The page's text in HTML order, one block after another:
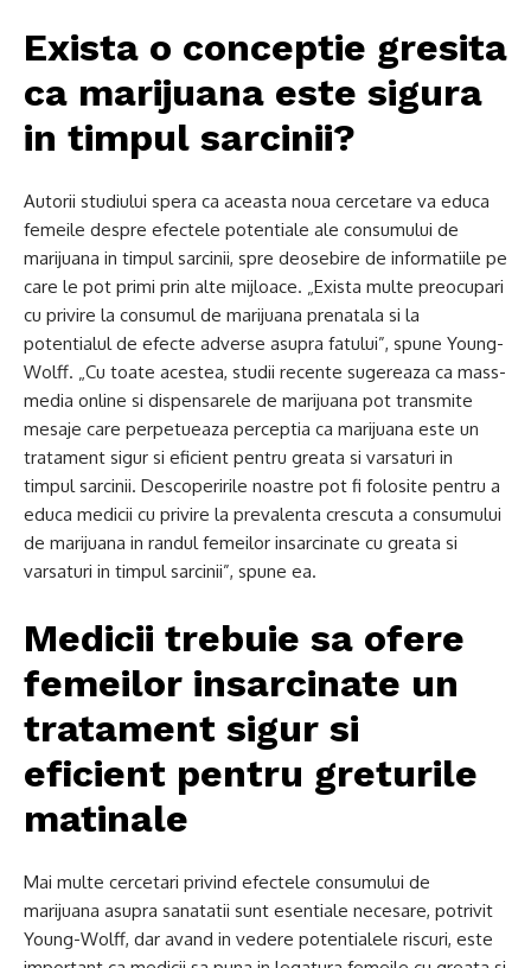
Exista o conceptie gresita
ca marijuana este sigura
in timpul sarcinii?
Autorii studiului spera ca aceasta noua cercetare va educa
femeile despre efectele potentiale ale consumului de
marijuana in timpul sarcinii, spre deosebire de informatiile pe
care le pot primi prin alte mijloace. „Exista multe preocupari
cu privire la consumul de marijuana prenatala si la
potentialul de efecte adverse asupra fatului”, spune Young-
Wolff. „Cu toate acestea, studii recente sugereaza ca mass-
media online si dispensarele de marijuana pot transmite
mesaje care perpetueaza perceptia ca marijuana este un
tratament sigur si eficient pentru greata si varsaturi in
timpul sarcinii. Descoperirile noastre pot fi folosite pentru a
educa medicii cu privire la prevalenta crescuta a consumului
de marijuana in randul femeilor insarcinate cu greata si
varsaturi in timpul sarcinii”, spune ea.
Medicii trebuie sa ofere
femeilor insarcinate un
tratament sigur si
eficient pentru greturile
matinale
Mai multe cercetari privind efectele consumului de
marijuana asupra sanatatii sunt esentiale necesare, potrivit
Young-Wolff, dar avand in vedere potentialele riscuri, este